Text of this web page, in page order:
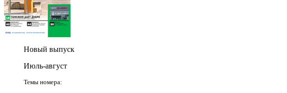
Новый выпуск
Июль-август
Темы номера: